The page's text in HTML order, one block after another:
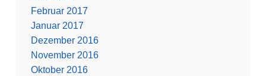
Februar 2017
Januar 2017
Dezember 2016
November 2016
Oktober 2016